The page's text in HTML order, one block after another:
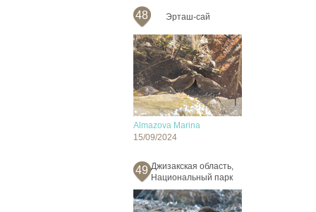
48 Эрташ-сай
Almazova Marina
15/09/2024
49 Джизакская область,
Национальный парк